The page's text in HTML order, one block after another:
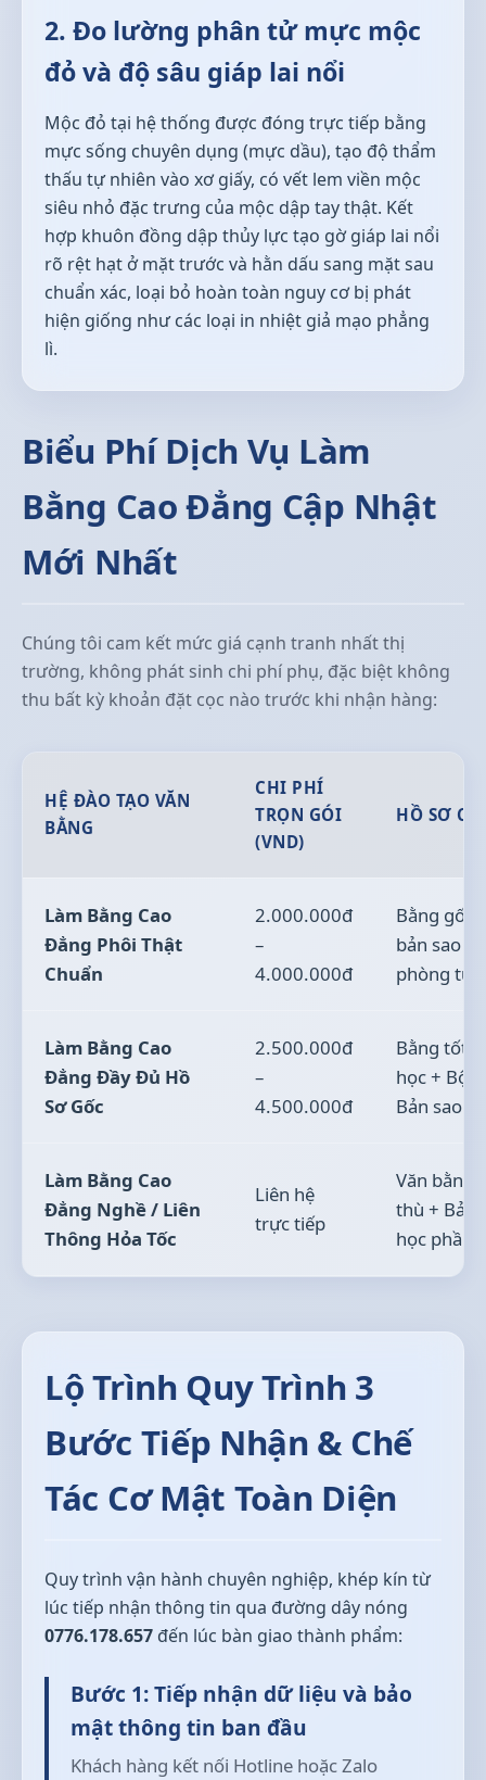
2. Đo lường phân tử mực mộc
đỏ và độ sâu giáp lai nổi
Mộc đỏ tại hệ thống được đóng trực tiếp bằng
mực sống chuyên dụng (mực dầu), tạo độ thẩm
thấu tự nhiên vào xơ giấy, có vết lem viền mộc
siêu nhỏ đặc trưng của mộc dập tay thật. Kết
hợp khuôn đồng dập thủy lực tạo gờ giáp lai nổi
rõ rệt hạt ở mặt trước và hằn dấu sang mặt sau
chuẩn xác, loại bỏ hoàn toàn nguy cơ bị phát
hiện giống như các loại in nhiệt giả mạo phẳng
lì.
Biểu Phí Dịch Vụ Làm
Bằng Cao Đẳng Cập Nhật
Mới Nhất
Chúng tôi cam kết mức giá cạnh tranh nhất thị
trường, không phát sinh chi phí phụ, đặc biệt không
thu bất kỳ khoản đặt cọc nào trước khi nhận hàng:
HỆ ĐÀO TẠO VĂN
BẰNG
CHI PHÍ
TRỌN GÓI
(VND)
HỒ SƠ
Làm Bằng Cao
Đẳng Phôi Thật
Chuẩn
2.000.000đ
–
4.000.000đ
Bằng gốc
bản sao y
phòng tư
Làm Bằng Cao
Đẳng Đầy Đủ Hồ
Sơ Gốc
2.500.000đ
–
4.500.000đ
Bằng tốt
học + Bộ
Bản sao y
Làm Bằng Cao
Đẳng Nghề / Liên
Thông Hỏa Tốc
Liên hệ
trực tiếp
Văn bằng
thù +
học phần
Lộ Trình Quy Trình 3
Bước Tiếp Nhận & Chế
Tác Cơ Mật Toàn Diện
Quy trình vận hành chuyên nghiệp, khép kín từ
lúc tiếp nhận thông tin qua đường dây nóng
0776.178.657 đến lúc bàn giao thành phẩm:
Bước 1: Tiếp nhận dữ liệu và bảo
mật thông tin ban đầu
Khách hàng kết nối Hotline hoặc Zalo